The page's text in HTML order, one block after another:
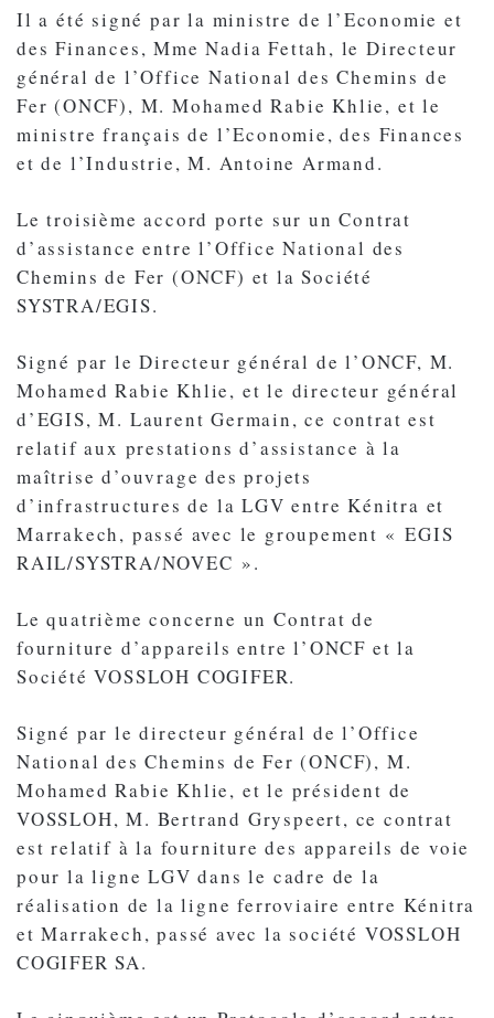
Il a été signé par la ministre de l’Economie et
des Finances, Mme Nadia Fettah, le Directeur
général de l’Office National des Chemins de
Fer (ONCF), M. Mohamed Rabie Khlie, et le
ministre français de l’Economie, des Finances
et de l’Industrie, M. Antoine Armand.
Le troisième accord porte sur un Contrat
d’assistance entre l’Office National des
Chemins de Fer (ONCF) et la Société
SYSTRA/EGIS.
Signé par le Directeur général de l’ONCF, M.
Mohamed Rabie Khlie, et le directeur général
d’EGIS, M. Laurent Germain, ce contrat est
relatif aux prestations d’assistance à la
maîtrise d’ouvrage des projets
d’infrastructures de la LGV entre Kénitra et
Marrakech, passé avec le groupement « EGIS
RAIL/SYSTRA/NOVEC ».
Le quatrième concerne un Contrat de
fourniture d’appareils entre l’ONCF et la
Société VOSSLOH COGIFER.
Signé par le directeur général de l’Office
National des Chemins de Fer (ONCF), M.
Mohamed Rabie Khlie, et le président de
VOSSLOH, M. Bertrand Gryspeert, ce contrat
est relatif à la fourniture des appareils de voie
pour la ligne LGV dans le cadre de la
réalisation de la ligne ferroviaire entre Kénitra
et Marrakech, passé avec la société VOSSLOH
COGIFER SA.